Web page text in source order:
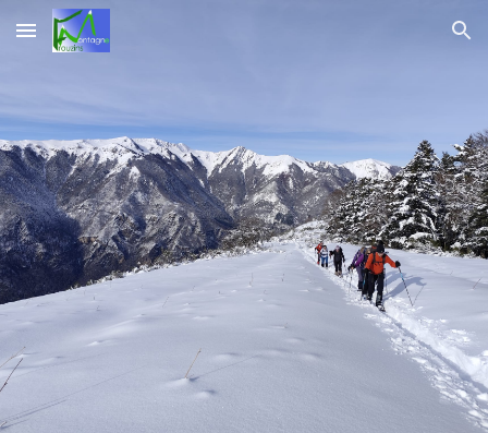
Skip to main content Skip to navigation